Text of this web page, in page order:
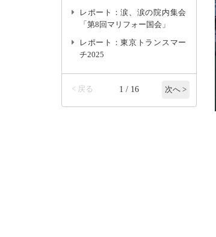
レポート：涙、涙の院内集会
「第8回マリフォー国会」
レポート：東京トランスマー
チ2025
< 戻る 1 / 16 次へ >